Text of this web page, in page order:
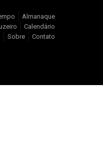
Almanaque
Calendário
Sobre Contato